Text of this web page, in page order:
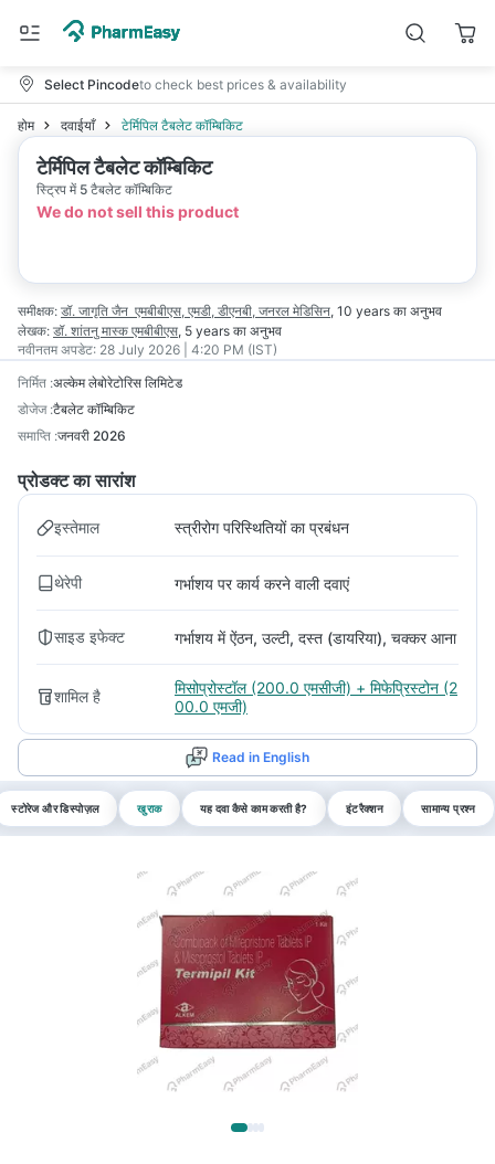
Select Pincodeto check best prices & availability
होम दवाईयाँ टेर्मिपिल टैबलेट कॉम्बिकिट
टेर्मिपिल टैबलेट कॉम्बिकिट
स्ट्रिप में 5 टैबलेट कॉम्बिकिट
We do not sell this product
समीक्षक: डॉ. जागृति जैन एमबीबीएस, एमडी, डीएनबी, जनरल मेडिसिन, 10 years का अनुभव
लेखक: डॉ. शांतनु मास्क एमबीबीएस, 5 years का अनुभव
नवीनतम अपडेट: 28 July 2026 | 4:20 PM (IST)
निर्मित :अल्केम लेबोरेटोरिस लिमिटेड
डोजेज :टैबलेट कॉम्बिकिट
समाप्ति :जनवरी 2026
प्रोडक्ट का सारांश
इस्तेमाल स्त्रीरोग परिस्थितियों का प्रबंधन
थेरेपी गर्भाशय पर कार्य करने वाली दवाएं
साइड इफेक्ट गर्भाशय में ऐंठन, उल्टी, दस्त (डायरिया), चक्कर आना
शामिल है
मिसोप्रोस्टॉल (200.0 एमसीजी) + मिफेप्रिस्टोन (2
00.0 एमजी)
Read in English
स्टोरेज और डिस्पोज़ल खुराक यह दवा कैसे काम करती है? इंटरैक्शन सामान्य प्रश्न